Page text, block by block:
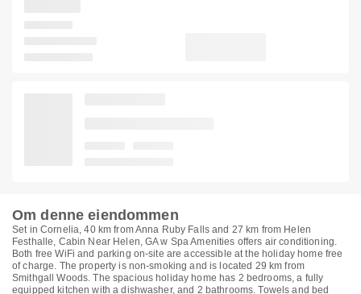
Om denne eiendommen
Set in Cornelia, 40 km from Anna Ruby Falls and 27 km from Helen
Festhalle, Cabin Near Helen, GA w Spa Amenities offers air conditioning.
Both free WiFi and parking on-site are accessible at the holiday home free
of charge. The property is non-smoking and is located 29 km from
Smithgall Woods. The spacious holiday home has 2 bedrooms, a fully
equipped kitchen with a dishwasher, and 2 bathrooms. Towels and bed